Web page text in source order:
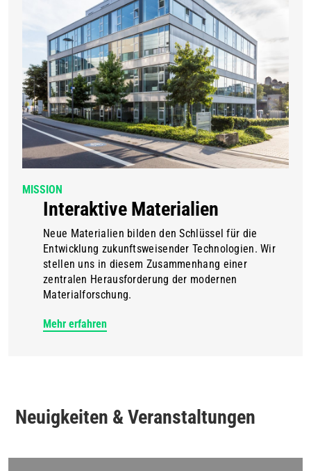
MISSION
Interaktive Materialien
Neue Materialien bilden den Schlüssel für die
Entwicklung zukunftsweisender Technologien. Wir
stellen uns in diesem Zusammenhang einer
zentralen Herausforderung der modernen
Materialforschung.
Mehr erfahren
Neuigkeiten & Veranstaltungen